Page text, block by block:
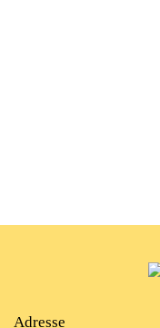
Adresse